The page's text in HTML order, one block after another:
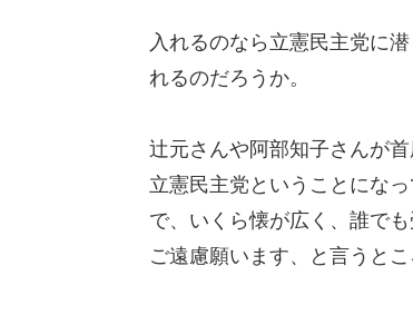
入れるのなら立憲民主党に
れるのだろうか。
辻元さんや阿部知子さんが
立憲民主党ということにな
で、いくら懐が広く、誰で
ご遠慮願います、と言うとこ